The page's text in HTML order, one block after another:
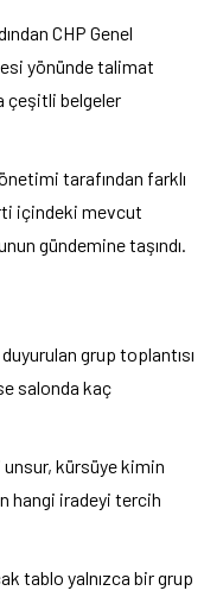
CHP Genel
yönünde talimat
çeşitli belgeler
tarafından farklı
içindeki mevcut
gündemine taşındı.
grup toplantısı
salonda kaç
kürsüye kimin
hangi iradeyi tercih
tablo yalnızca bir grup